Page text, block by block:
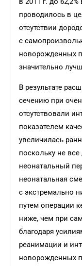
проводилось в
отсутствии
с
новорожденных
значительно
В результате
сечению при
отсутствовали
показателем
увеличилась
поскольку не
неонатальный
неонатальная
с экстремально
путем операции
ниже, чем при
благодаря
реанимации и
новорожденных